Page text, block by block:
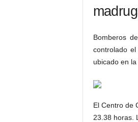
Bomberos
controlado
ubicado en
El Centro de
23.38 horas.